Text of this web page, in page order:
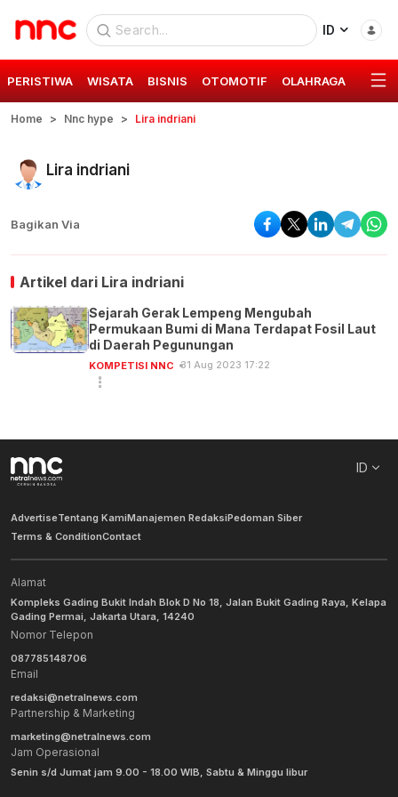
ID
PERISTIWA WISATA BISNIS OTOMOTIF OLAHRAGA GAYA
Home Nnc hype Lira indriani
Lira indriani
Bagikan Via
Artikel dari Lira indriani
Sejarah Gerak Lempeng Mengubah
Permukaan Bumi di Mana Terdapat Fosil Laut
di Daerah Pegunungan
KOMPETISI NNC 31 Aug 2023 17:22
ID
AdvertiseTentang KamiManajemen RedaksiPedoman Siber
Terms & ConditionContact
Alamat
Kompleks Gading Bukit Indah Blok D No 18, Jalan Bukit Gading Raya, Kelapa
Gading Permai, Jakarta Utara, 14240
Nomor Telepon
087785148706
Email
redaksi@netralnews.com
Partnership & Marketing
marketing@netralnews.com
Jam Operasional
Senin s/d Jumat jam 9.00 - 18.00 WIB, Sabtu & Minggu libur